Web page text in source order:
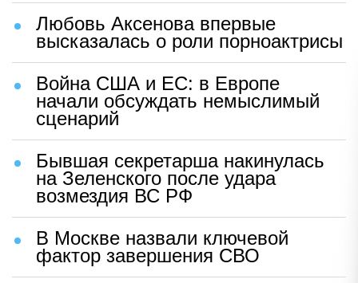
Любовь Аксенова впервые
высказалась о роли порноактрисы
Война США и ЕС: в Европе
начали обсуждать немыслимый
сценарий
Бывшая секретарша накинулась
на Зеленского после удара
возмездия ВС РФ
В Москве назвали ключевой
фактор завершения СВО